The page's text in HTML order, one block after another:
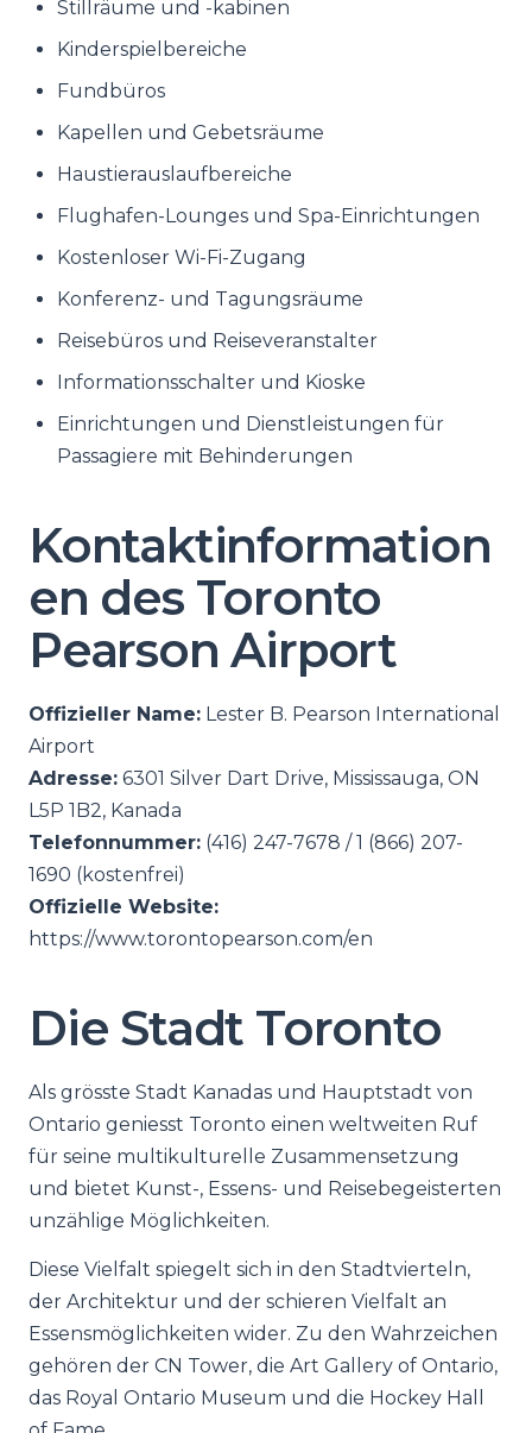
Stillräume und -kabinen
Kinderspielbereiche
Fundbüros
Kapellen und Gebetsräume
Haustierauslaufbereiche
Flughafen-Lounges und Spa-Einrichtungen
Kostenloser Wi-Fi-Zugang
Konferenz- und Tagungsräume
Reisebüros und Reiseveranstalter
Informationsschalter und Kioske
Einrichtungen und Dienstleistungen für
Passagiere mit Behinderungen
Kontaktinformation
en des Toronto
Pearson Airport
Offizieller Name: Lester B. Pearson International
Airport
Adresse: 6301 Silver Dart Drive, Mississauga, ON
L5P 1B2, Kanada
Telefonnummer: (416) 247-7678 / 1 (866) 207-
1690 (kostenfrei)
Offizielle Website:
https://www.torontopearson.com/en
Die Stadt Toronto
Als grösste Stadt Kanadas und Hauptstadt von
Ontario geniesst Toronto einen weltweiten Ruf
für seine multikulturelle Zusammensetzung
und bietet Kunst-, Essens- und Reisebegeisterten
unzählige Möglichkeiten.
Diese Vielfalt spiegelt sich in den Stadtvierteln,
der Architektur und der schieren Vielfalt an
Essensmöglichkeiten wider. Zu den Wahrzeichen
gehören der CN Tower, die Art Gallery of Ontario,
das Royal Ontario Museum und die Hockey Hall